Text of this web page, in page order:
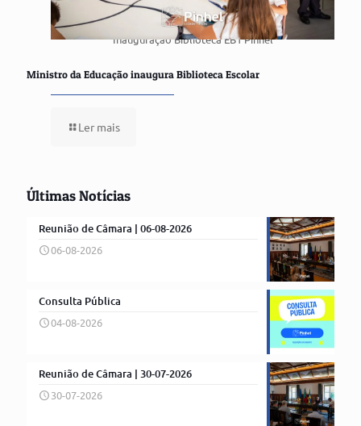
Inauguração Biblioteca EB1 Pinhel
Ministro da Educação inaugura Biblioteca Escolar
Ler mais
Últimas Notícias
Reunião de Câmara | 06-08-2026
06-08-2026
Consulta Pública
04-08-2026
Reunião de Câmara | 30-07-2026
30-07-2026